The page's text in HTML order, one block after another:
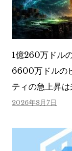
1億260万ドル
6600万ドルの
ティの急上昇は
2026年8月7日